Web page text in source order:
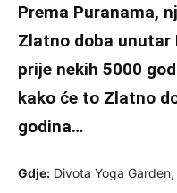
Prema Puranama,
Zlatno doba unutar
prije nekih 5000
kako će to Zlatno
godina…
Gdje: Divota Yoga